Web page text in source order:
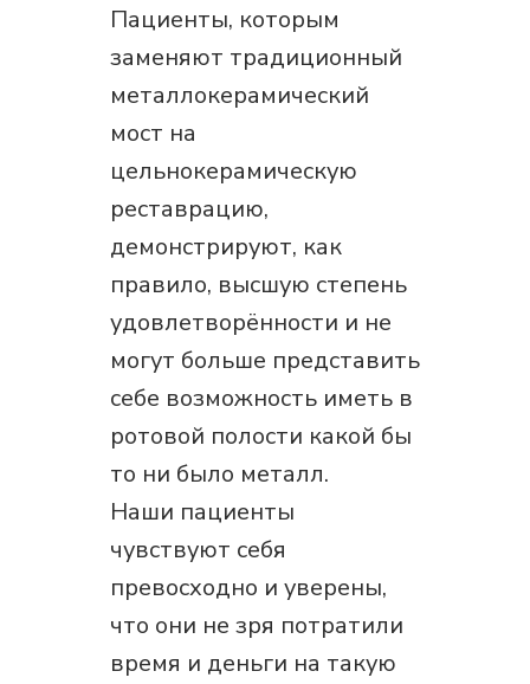
Пациенты, которым
заменяют традиционный
металлокерамический
мост на
цельнокерамическую
реставрацию,
демонстрируют, как
правило, высшую степень
удовлетворённости и не
могут больше представить
себе возможность иметь в
ротовой полости какой бы
то ни было металл.
Наши пациенты
чувствуют себя
превосходно и уверены,
что они не зря потратили
время и деньги на такую